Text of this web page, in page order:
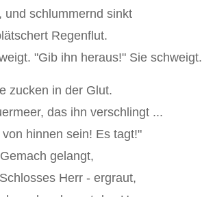
und schlummernd sinkt
Regenflut.
"Gib ihn heraus!" Sie schweigt.
zucken in der Glut.
das ihn verschlingt ...
hinnen sein! Es tagt!"
gelangt,
Herr - ergraut,